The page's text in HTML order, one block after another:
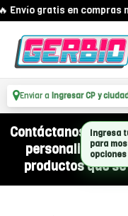
Envío gratis en compras
Enviar a Ingresar CP y
Contáctanos por
personalizado
productos que
Ingresa
para